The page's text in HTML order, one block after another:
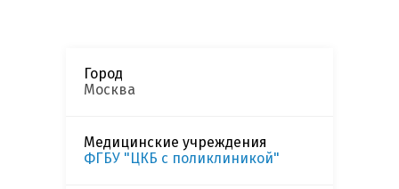
Город
Москва
Медицинские учреждения
ФГБУ "ЦКБ с поликлиникой"